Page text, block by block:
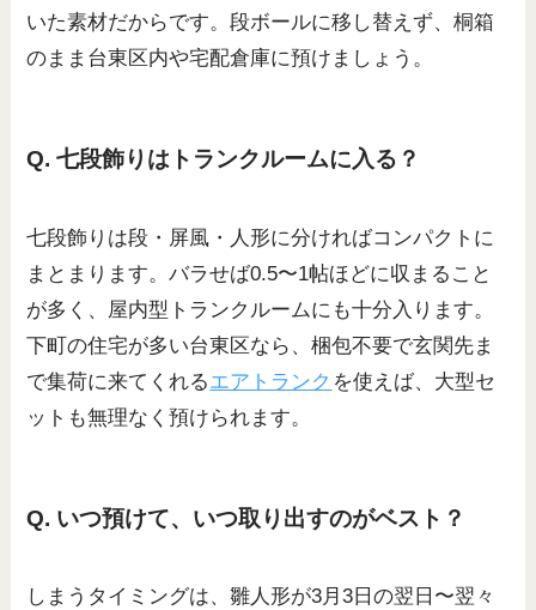
いた素材だからです。段ボールに移し替えず、桐箱
のまま台東区内や宅配倉庫に預けましょう。
Q. 七段飾りはトランクルームに入る？
七段飾りは段・屏風・人形に分ければコンパクトに
まとまります。バラせば0.5〜1帖ほどに収まること
が多く、屋内型トランクルームにも十分入ります。
下町の住宅が多い台東区なら、梱包不要で玄関先ま
で集荷に来てくれるエアトランク を使えば、大型セ
ットも無理なく預けられます。
Q. いつ預けて、いつ取り出すのがベスト？
しまうタイミングは、雛人形が3月3日の翌日〜翌々